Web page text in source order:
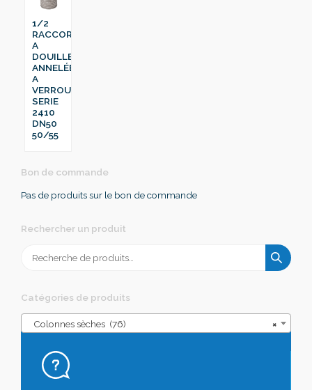
1/2
RACCORD
A
DOUILLE
ANNELÉE
A
VERROU
SERIE
2410
DN50
50/55
Bon de commande
Pas de produits sur le bon de commande
Rechercher un produit
pour :
Catégories de produits
×
Colonnes sèches (76)